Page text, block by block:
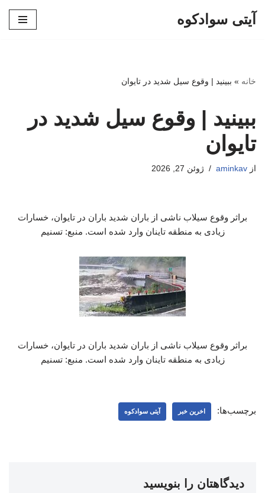
آیتی سوادکوه
خانه » ببینید | وقوع سیل شدید در تایوان
ببینید | وقوع سیل شدید در
تایوان
از aminkav ژوئن 27, 2026
براثر وقوع سیلاب ناشی از باران شدید باران در تایوان، خسارات
زیادی به منطقه تاینان وارد شده است. منبع: تسنیم
براثر وقوع سیلاب ناشی از باران شدید باران در تایوان، خسارات
زیادی به منطقه تاینان وارد شده است. منبع: تسنیم
برچسب‌ها: اخرین خبر آیتی سوادکوه
دیدگاهتان را بنویسید